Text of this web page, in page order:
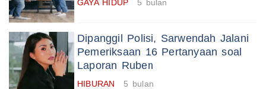
GAYA HIDUP 5 bulan
Dipanggil Polisi, Sarwendah Jalani
Pemeriksaan 16 Pertanyaan soal
Laporan Ruben
HIBURAN 5 bulan